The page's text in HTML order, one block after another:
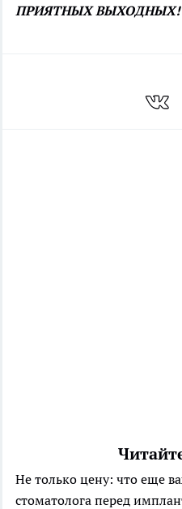
ПРИЯТНЫХ ВЫХОДНЫХ!
Не только цену: что еще
стоматолога перед